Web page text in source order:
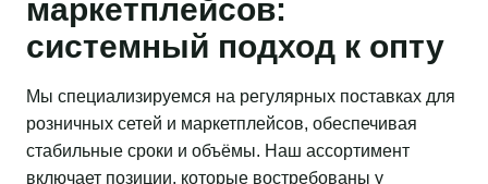
маркетплейсов:
системный подход к опту
Мы специализируемся на регулярных поставках для
розничных сетей и маркетплейсов, обеспечивая
стабильные сроки и объёмы. Наш ассортимент
включает позиции, которые востребованы у